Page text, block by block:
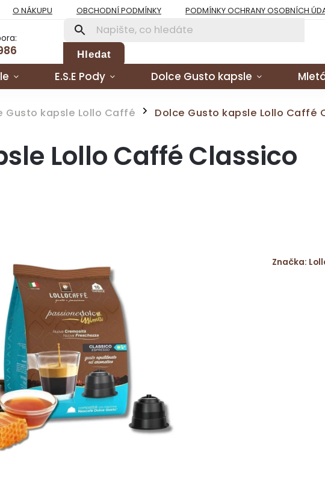
O NÁKUPU OBCHODNÍ PODMÍNKY PODMÍNKY OCHRANY OSOBNÍCH
Hledat
E.S.E Pody Dolce Gusto kapsle
Gusto kapsle Lollo Caffé / Dolce Gusto kapsle Lollo Caffé
Lollo Caffé Classico
Značka: